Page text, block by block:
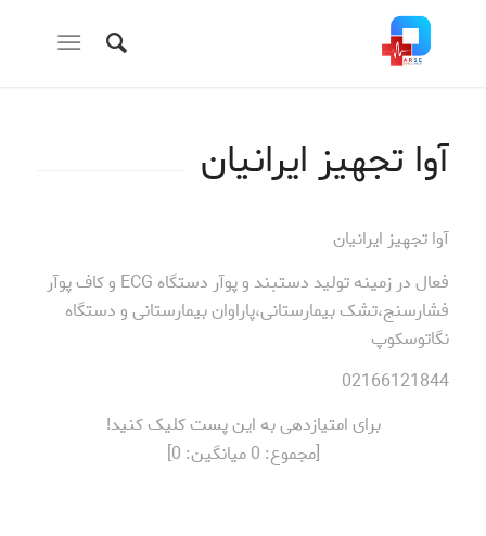
آوا تجهیز ایرانیان
آوا تجهیز ایرانیان
فعال در زمینه تولید دستبند و پوآر دستگاه ECG و کاف پوآر
فشارسنج،تشک بیمارستانی،پاراوان بیمارستانی و دستگاه
نگاتوسکوپ
02166121844
برای امتیازدهی به این پست کلیک کنید!
[مجموع: 0میانگین: 0
]